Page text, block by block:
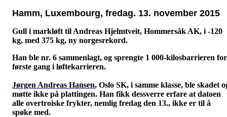
Hamm, Luxembourg, fredag. 13. november 2015
Gull i markløft til Andreas Hjelmtveit, Hommersåk AK, i -120
kg, med 375 kg, ny norgesrekord.
Han ble nr. 6 sammenlagt, og sprengte 1 000-kilosbarrieren for
første gang i løftekarrieren.
Jørgen Andreas Hansen, Oslo SK, i samme klasse, ble skadet
møtte ikke på plattingen. Han fikk dessverre erfare at datoen
alle overtroiske frykter, nemlig fredag den 13., ikke er til å
spøke med.